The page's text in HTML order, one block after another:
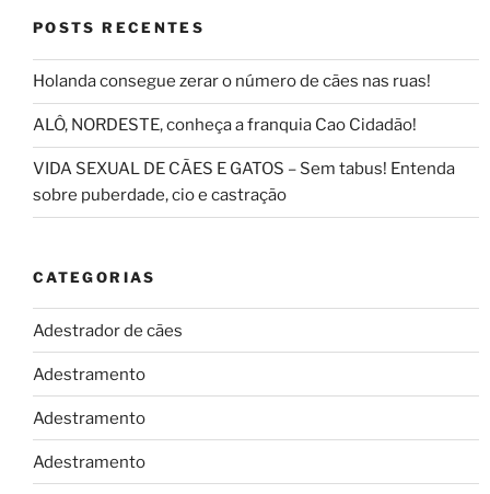
POSTS RECENTES
Holanda consegue zerar o número de cães nas ruas!
ALÔ, NORDESTE, conheça a franquia Cao Cidadão!
VIDA SEXUAL DE CÃES E GATOS – Sem tabus! Entenda
sobre puberdade, cio e castração
CATEGORIAS
Adestrador de cães
Adestramento
Adestramento
Adestramento